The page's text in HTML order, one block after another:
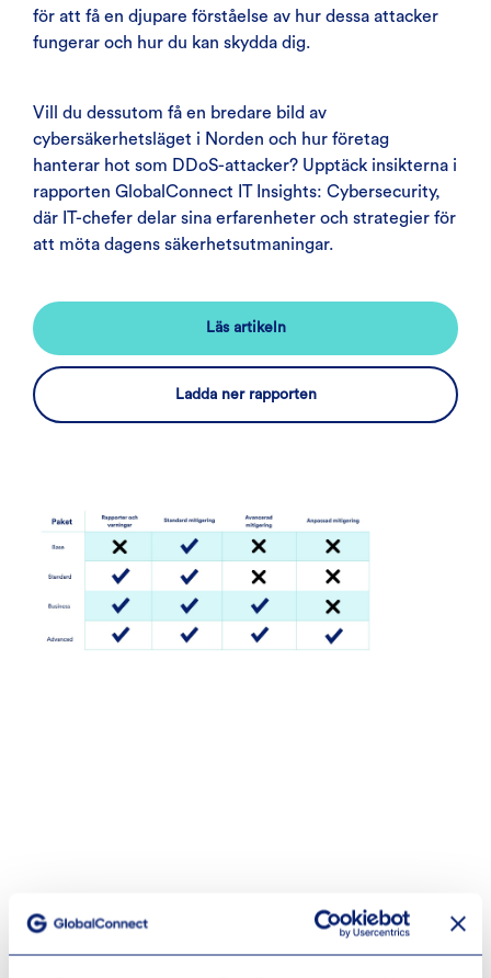
för att få en djupare förståelse av hur dessa attacker
fungerar och hur du kan skydda dig.
Vill du dessutom få en bredare bild av
cybersäkerhetsläget i Norden och hur företag
hanterar hot som DDoS-attacker? Upptäck insikterna i
rapporten GlobalConnect IT Insights: Cybersecurity,
där IT-chefer delar sina erfarenheter och strategier för
att möta dagens säkerhetsutmaningar.
Läs artikeln
Ladda ner rapporten